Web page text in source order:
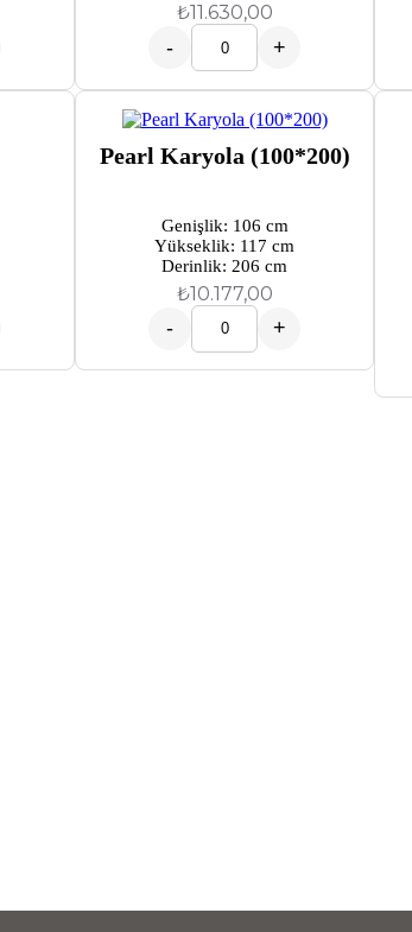
₺11.630,00
- +
Pearl Karyola (100*200)
Genişlik: 106 cm
Yükseklik: 117 cm
Derinlik: 206 cm
₺10.177,00
- +